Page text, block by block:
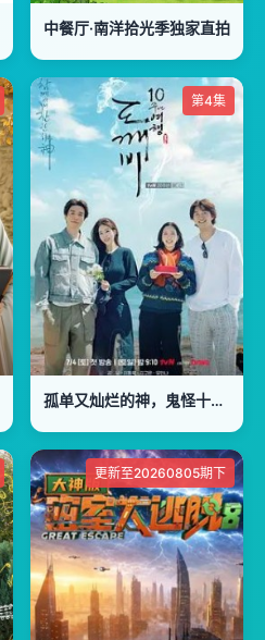
中餐厅·南洋拾光季独家直拍
第4集
孤单又灿烂的神，鬼怪十周年特辑
更新至20260805期下